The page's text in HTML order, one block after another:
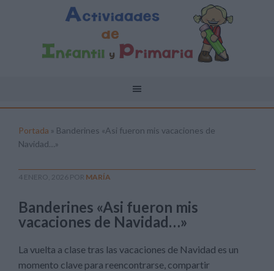
Portada » Banderines «Asi fueron mis vacaciones de
Navidad…»
4 ENERO, 2026 POR MARÍA
Banderines «Asi fueron mis
vacaciones de Navidad…»
La vuelta a clase tras las vacaciones de Navidad es un
momento clave para reencontrarse, compartir